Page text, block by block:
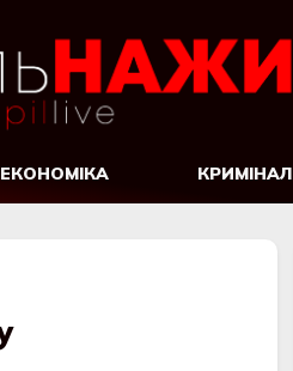
ЕКОНОМІКА КРИМІНАЛ